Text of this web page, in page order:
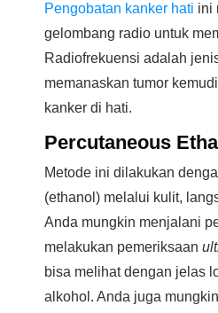
Pengobatan kanker hati ini
gelombang radio untuk
Radiofrekuensi adalah
memanaskan tumor
kanker di hati.
Percutaneous
Metode ini dilakukan
(ethanol) melalui kulit,
Anda mungkin menjalani
melakukan pemeriksaan
bisa melihat dengan jelas
alkohol. Anda juga